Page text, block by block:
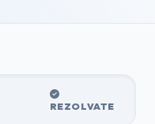
REZOLVATE